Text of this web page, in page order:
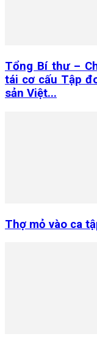
Tổng Bí thư –
tái cơ cấu Tập
sản Việt...
Thợ mỏ vào ca